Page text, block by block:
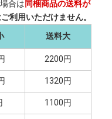
合は同梱商品の送料が
利用いただけません。
送料大
2200円
1320円
1100円